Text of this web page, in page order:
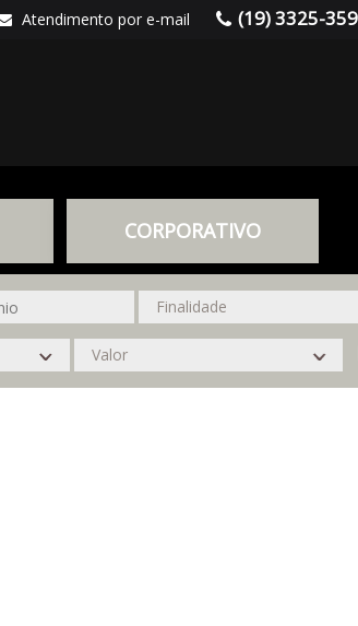
Atendimento por e-mail (19) 3325-
CORPORATIVO